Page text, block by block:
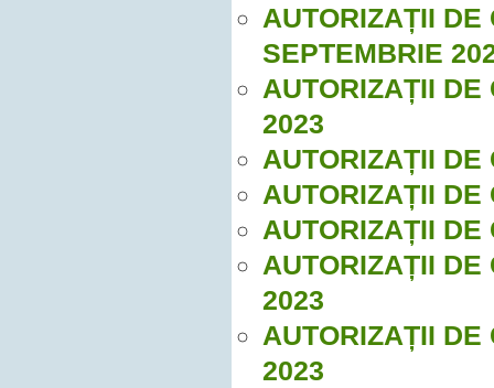
AUTORIZAȚII DE
SEPTEMBRIE
AUTORIZAȚII DE
2023
AUTORIZAȚII DE
AUTORIZAȚII DE
AUTORIZAȚII DE
AUTORIZAȚII DE
2023
AUTORIZAȚII DE
2023